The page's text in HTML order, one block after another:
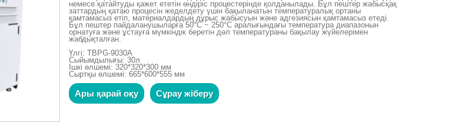
немесе қатайтуды қажет ететін өндіріс процестерінде қолданылады. Бұл пештер жабысқақ
заттардың қатаю процесін жеделдету үшін бақыланатын температуралық ортаны
қамтамасыз етіп, материалдардың дұрыс жабысуын және адгезиясын қамтамасыз етеді.
Бұл пештер пайдаланушыларға 50°C ~ 250°C аралығындағы температура диапазонын
орнатуға және ұстауға мүмкіндік беретін дәл температураны бақылау жүйелерімен
жабдықталған.
Үлгі: TBPG-9030A
Сыйымдылығы: 30л
Ішкі өлшемі: 320*320*300 мм
Сыртқы өлшемі: 665*600*555 мм
Ары қарай оқу Сұрау жіберу